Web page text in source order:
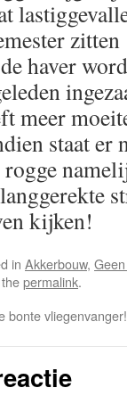
haver
meer
staat
kijken!
in Akkerbouw,
permalink.
bonte vliegenvanger!